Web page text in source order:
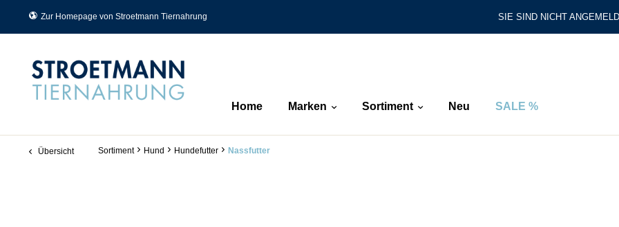
Zur Homepage von Stroetmann Tiernahrung SIE SIND NICHT
Home Marken Sortiment Neu SALE %
Übersicht Sortiment Hund Hundefutter Nassfutter